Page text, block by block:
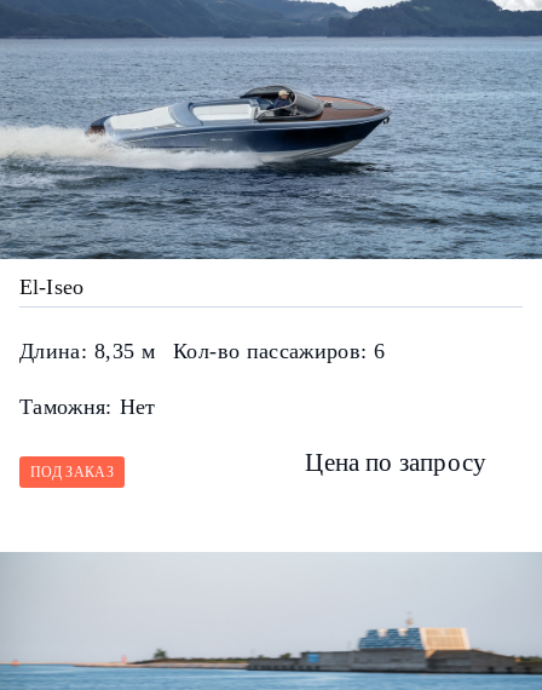
El-Iseo
Длина: 8,35 м Кол-во пассажиров: 6
Таможня: Нет
ПОД ЗАКАЗ Цена по запросу